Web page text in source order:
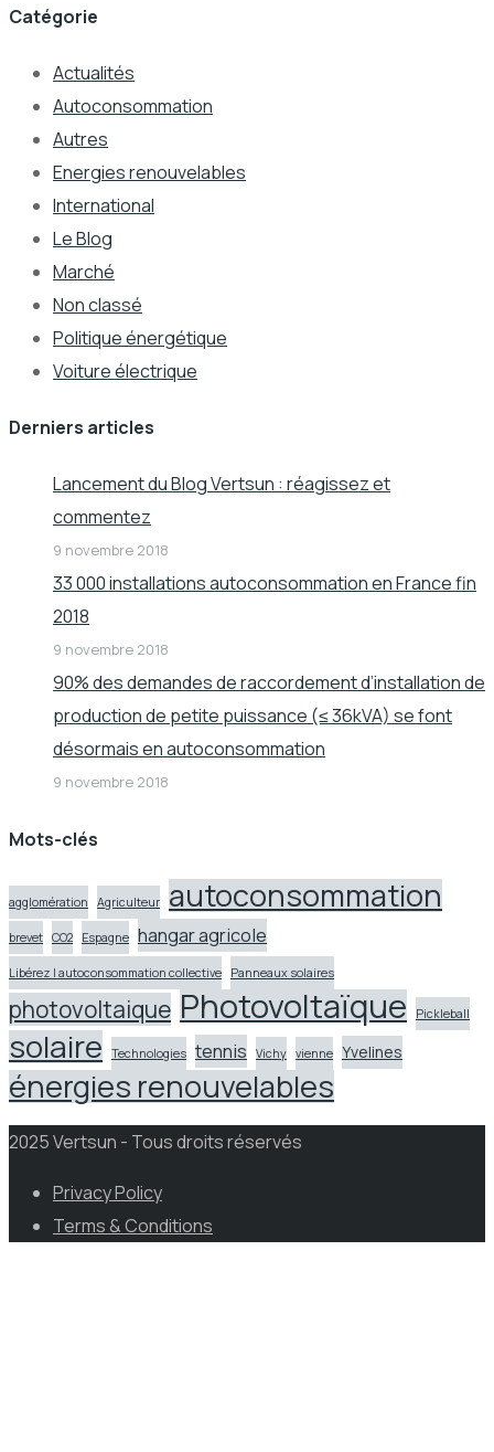
Catégorie
Actualités
Autoconsommation
Autres
Energies renouvelables
International
Le Blog
Marché
Non classé
Politique énergétique
Voiture électrique
Derniers articles
Lancement du Blog Vertsun : réagissez et
commentez
9 novembre 2018
33 000 installations autoconsommation en France fin
2018
9 novembre 2018
90% des demandes de raccordement d’installation de
production de petite puissance (≤ 36kVA) se font
désormais en autoconsommation
9 novembre 2018
Mots-clés
agglomération Agriculteur autoconsommation
brevet CO2 Espagne hangar agricole
Libérez l autoconsommation collective Panneaux solaires
photovoltaique Photovoltaïque Pickleball
solaire Technologies tennis Vichy vienne Yvelines
énergies renouvelables
2025 Vertsun - Tous droits réservés
Privacy Policy
Terms & Conditions